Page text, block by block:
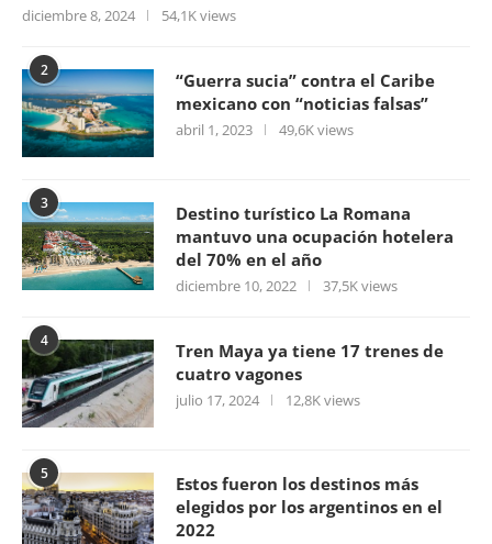
diciembre 8, 2024 54,1K views
2
“Guerra sucia” contra el Caribe
mexicano con “noticias falsas”
abril 1, 2023 49,6K views
3
Destino turístico La Romana
mantuvo una ocupación hotelera
del 70% en el año
diciembre 10, 2022 37,5K views
4
Tren Maya ya tiene 17 trenes de
cuatro vagones
julio 17, 2024 12,8K views
5
Estos fueron los destinos más
elegidos por los argentinos en el
2022